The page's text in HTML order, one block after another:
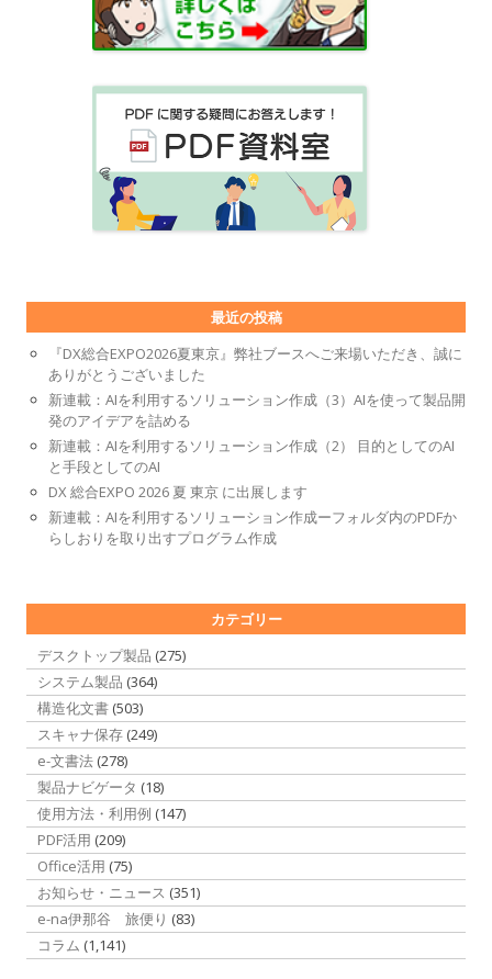
最近の投稿
『DX総合EXPO2026夏東京』弊社ブースへご来場いただき、誠に
ありがとうございました
新連載：AIを利用するソリューション作成（3）AIを使って製品開
発のアイデアを詰める
新連載：AIを利用するソリューション作成（2） 目的としてのAI
と手段としてのAI
DX 総合EXPO 2026 夏 東京 に出展します
新連載：AIを利用するソリューション作成ーフォルダ内のPDFか
らしおりを取り出すプログラム作成
カテゴリー
デスクトップ製品 (275)
システム製品 (364)
構造化文書 (503)
スキャナ保存 (249)
e-文書法 (278)
製品ナビゲータ (18)
使用方法・利用例 (147)
PDF活用 (209)
Office活用 (75)
お知らせ・ニュース (351)
e-na伊那谷 旅便り (83)
コラム (1,141)